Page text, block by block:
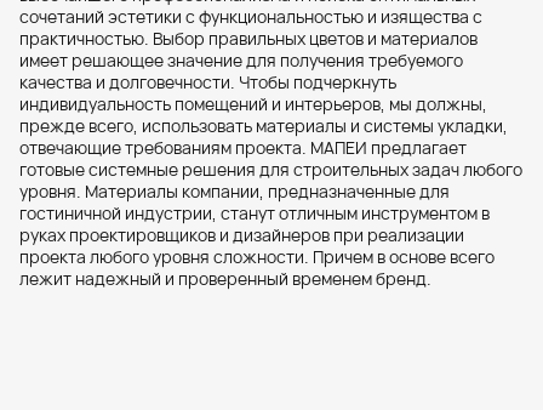
сочетаний эстетики с функциональностью и изящества с
практичностью. Выбор правильных цветов и материалов
имеет решающее значение для получения требуемого
качества и долговечности. Чтобы подчеркнуть
индивидуальность помещений и интерьеров, мы должны,
прежде всего, использовать материалы и системы укладки,
отвечающие требованиям проекта. МАПЕИ предлагает
готовые системные решения для строительных задач любого
уровня. Материалы компании, предназначенные для
гостиничной индустрии, станут отличным инструментом в
руках проектировщиков и дизайнеров при реализации
проекта любого уровня сложности. Причем в основе всего
лежит надежный и проверенный временем бренд.